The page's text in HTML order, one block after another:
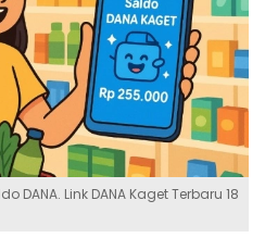
Link DANA Kaget Terbaru 18